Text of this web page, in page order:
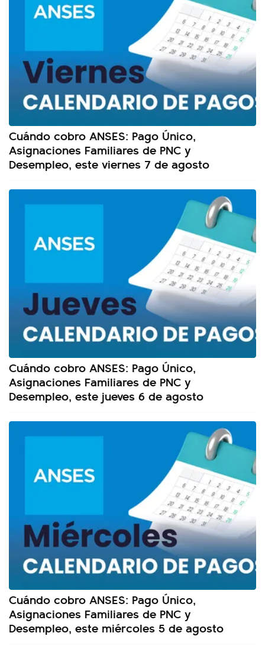
Cuándo cobro ANSES: Pago Único,
Asignaciones Familiares de PNC y
Desempleo, este viernes 7 de agosto
Cuándo cobro ANSES: Pago Único,
Asignaciones Familiares de PNC y
Desempleo, este jueves 6 de agosto
Cuándo cobro ANSES: Pago Único,
Asignaciones Familiares de PNC y
Desempleo, este miércoles 5 de agosto